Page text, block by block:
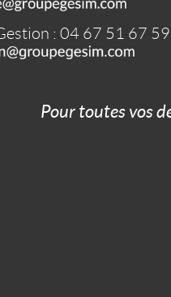
: 04 67 51 67 59
Pour toutes vos